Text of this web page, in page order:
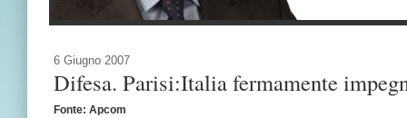
6 Giugno 2007
Difesa. Parisi:Italia fermamente
Fonte: Apcom